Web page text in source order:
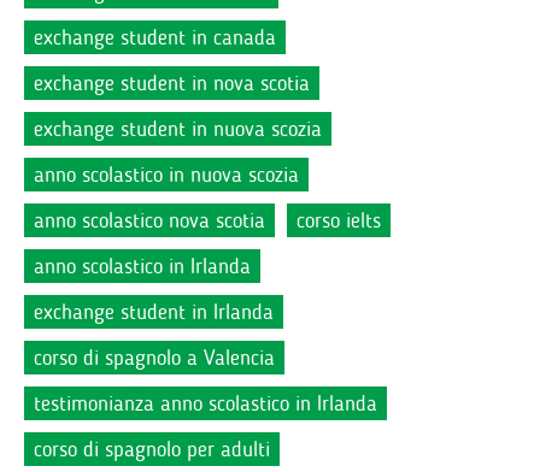
exchange student in canada
exchange student in nova scotia
exchange student in nuova scozia
anno scolastico in nuova scozia
anno scolastico nova scotia
corso ielts
anno scolastico in Irlanda
exchange student in Irlanda
corso di spagnolo a Valencia
testimonianza anno scolastico in Irlanda
corso di spagnolo per adulti